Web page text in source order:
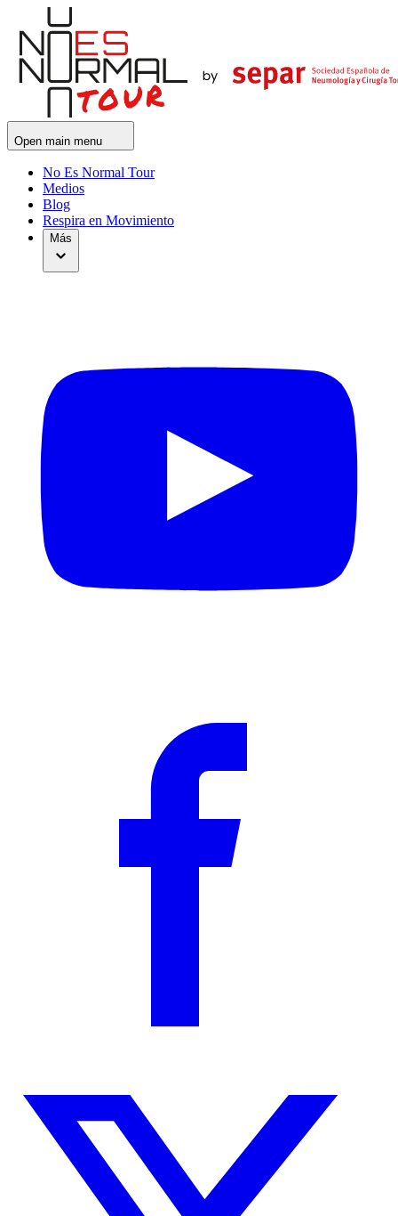
Open main menu
No Es Normal Tour
Medios
Blog
Respira en Movimiento
Más